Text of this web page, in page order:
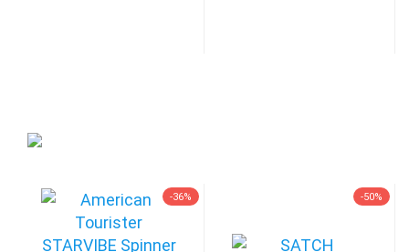
-36% -50%